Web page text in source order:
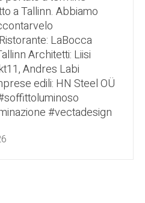
a Tallinn. Abbiamo
LaBocca
Architetti: Liisi
Andres Labi
edili: HN Steel OÜ
#vectadesign